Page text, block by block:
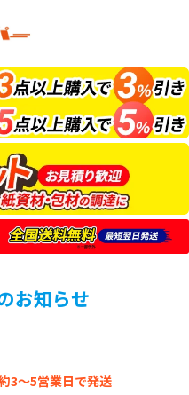
お知らせ
3～5営業日で発送